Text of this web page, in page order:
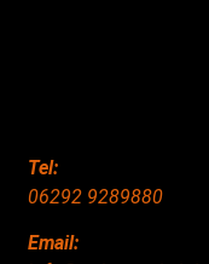
Tel:
06292 9289880
Email: